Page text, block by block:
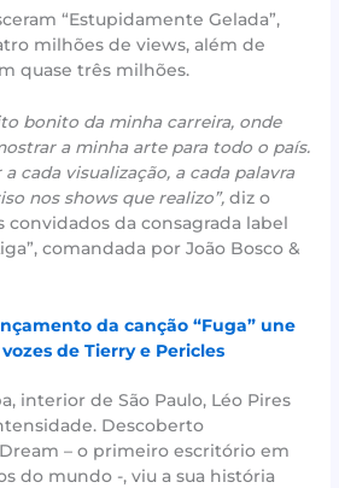
“Estupidamente Gelada”,
milhões de views, além de
quase três milhões.
bonito da minha carreira, onde
a minha arte para todo o país.
cada visualização, a cada palavra
nos shows que realizo”,diz o
convidados da consagrada label
comandada por João Bosco &
da canção “Fuga” une
de Tierry e Pericles
interior de São Paulo, Léo Pires
Descoberto
– o primeiro escritório em
do mundo -, viu a sua história